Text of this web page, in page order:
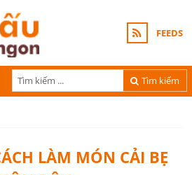
FEEDS
Tìm kiếm
LÀM MÓN CẢI BẸ